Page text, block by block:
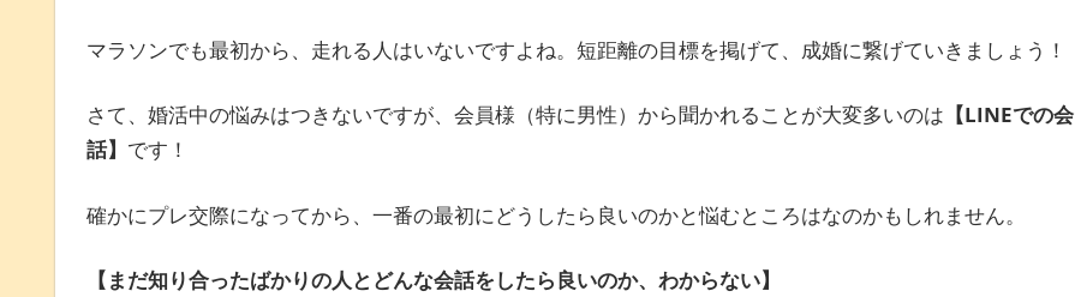
マラソンでも最初から、走れる人はいないですよね。短距離の目標を掲げて、成婚に繋げていきましょう！
さて、婚活中の悩みはつきないですが、会員様（特に男性）から聞かれることが大変多いのは 【LINEでの会
話】 です！
確かにプレ交際になってから、一番の最初にどうしたら良いのかと悩むところはなのかもしれません。
【まだ知り合ったばかりの人とどんな会話をしたら良いのか、わからない】